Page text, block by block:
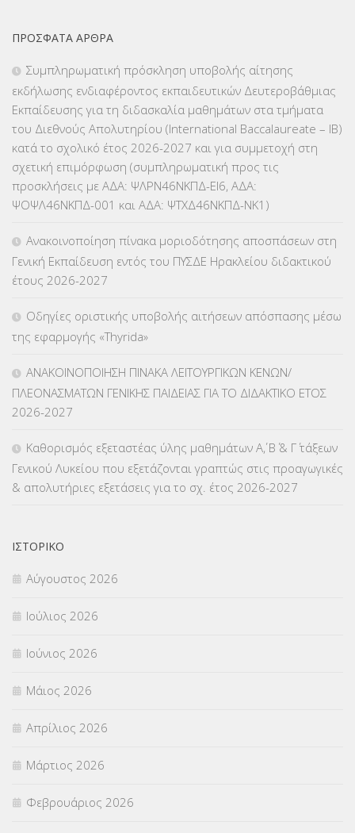
ΕΠΙΜΟΡΦΩΣΗ Τ.Π.Ε.(10)
ΕΥΡΩΠΑΪΚΑ ΠΡΟΓΡΑΜΜΑΤΑ(230)
ΚΕΣΥ (60)
ΚΕΣΥΠ(109)
ΚΠγ – ΚΡΑΤΙΚΟ ΠΙΣΤΟΠΟΙΗΤΙΚΟ ΓΛΩΣΣΟΜΑΘΕΙΑΣ(135)
ΚΠπ- ΚΡΑΤΙΚΟ ΠΙΣΤΟΠΟΙΗΤΙΚΟ ΠΛΗΡΟΦΟΡΙΚΗΣ
ΛΟΙΠΑ(309)
ΜΕΤΑΘΕΣΕΙΣ-ΤΟΠΟΘΕΤΗΣΕΙΣ ΒΕΛΤΙΩΣΕΙΣ(319)
ΜΕΤΑΦΟΡΑ ΜΑΘΗΤΩΝ(3)
ΟΙΚΟΝΟΜΙΚΑ ΘΕΜΑΤΑ
Π.Ε.Κ. ΗΡΑΚΛΕΙΟΥ
ΠΑΝΕΛΛΑΔΙΚΕΣ ΕΞΕΤΑΣΕΙΣ
ΠΡΟΚΗΡΥΞΕΙΣ
ΣΕΜΙΝΑΡΙΑ – ΗΜΕΡΙΔΕΣ
ΣΕΠ(50)
ΣΤΕΛΕΧΗ (360)
ΣΥΜΒΟΥΛΕΥΤΙΚΟΣ ΣΤΑΘΜΟΣ ΝΕΩΝ
ΠΡΌΣΦΑΤΑ ΆΡΘΡΑ
Συμπληρωματική πρόσκληση υποβολής αίτησης
εκδήλωσης ενδιαφέροντος εκπαιδευτικών Δευτεροβάθμιας
Εκπαίδευσης για τη διδασκαλία μαθημάτων στα τμήματα
του Διεθνούς Απολυτηρίου (International Baccalaureate – IB)
κατά το σχολικό έτος 2026-2027 και για συμμετοχή στη
σχετική επιμόρφωση (συμπληρωματική προς τις
προσκλήσεις με ΑΔΑ: ΨΛΡΝ46ΝΚΠΔ-ΕΙ6, ΑΔΑ:
ΨΟΨΛ46ΝΚΠΔ-001 και ΑΔΑ: ΨΤΧΔ46ΝΚΠΔ-ΝΚ1)
Ανακοινοποίηση πίνακα μοριοδότησης αποσπάσεων στη
Γενική Εκπαίδευση εντός του ΠΥΣΔΕ Ηρακλείου διδακτικού
έτους 2026-2027
Οδηγίες οριστικής υποβολής αιτήσεων απόσπασης μέσω
της εφαρμογής «Thyrida»
ΑΝΑΚΟΙΝΟΠΟΙΗΣΗ ΠΙΝΑΚΑ ΛΕΙΤΟΥΡΓΙΚΩΝ ΚΕΝΩΝ/
ΠΛΕΟΝΑΣΜΑΤΩΝ ΓΕΝΙΚΗΣ ΠΑΙΔΕΙΑΣ ΓΙΑ ΤΟ ΔΙΔΑΚΤΙΚΟ ΕΤΟΣ
2026-2027
Καθορισμός εξεταστέας ύλης μαθημάτων Α΄, Β΄ & Γ΄ τάξεων
Γενικού Λυκείου που εξετάζονται γραπτώς στις προαγωγικές
& απολυτήριες εξετάσεις για το σχ. έτος 2026-2027
ΙΣΤΟΡΙΚΌ
Αύγουστος 2026
Ιούλιος 2026
Ιούνιος 2026
Μάιος 2026
Απρίλιος 2026
Μάρτιος 2026
Φεβρουάριος 2026